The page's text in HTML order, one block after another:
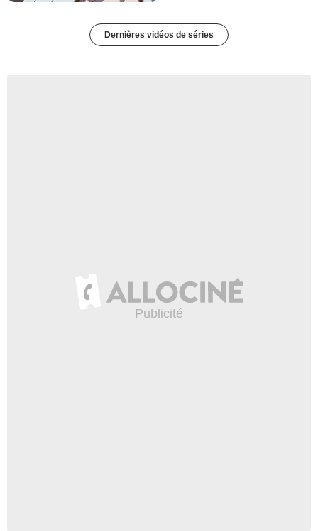
Dernières vidéos de séries